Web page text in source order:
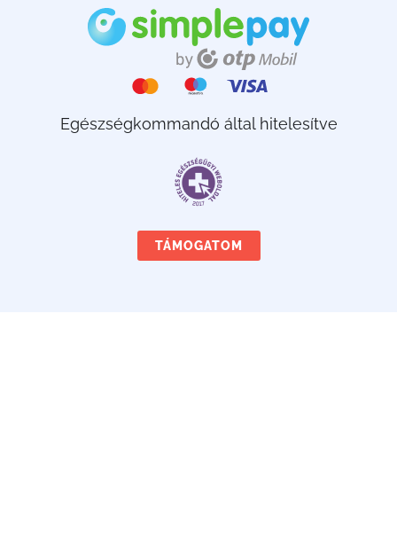
Egészségkommandó által hitelesítve
TÁMOGATOM